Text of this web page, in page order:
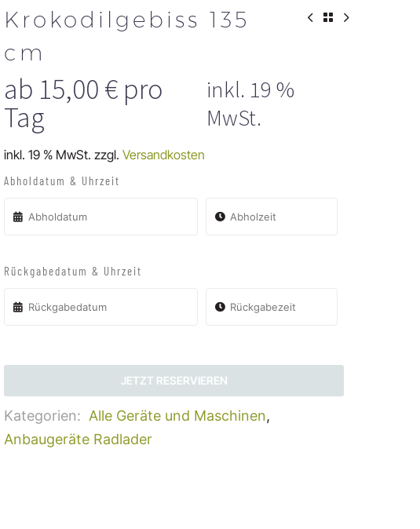
Krokodilgebiss 135
cm
ab 15,00 € pro
Tag
inkl. 19 %
MwSt.
inkl. 19 % MwSt. zzgl.Versandkosten
Abholdatum & Uhrzeit
Rückgabedatum & Uhrzeit
JETZT RESERVIEREN
Kategorien: Alle Geräte und Maschinen,
Anbaugeräte Radlader